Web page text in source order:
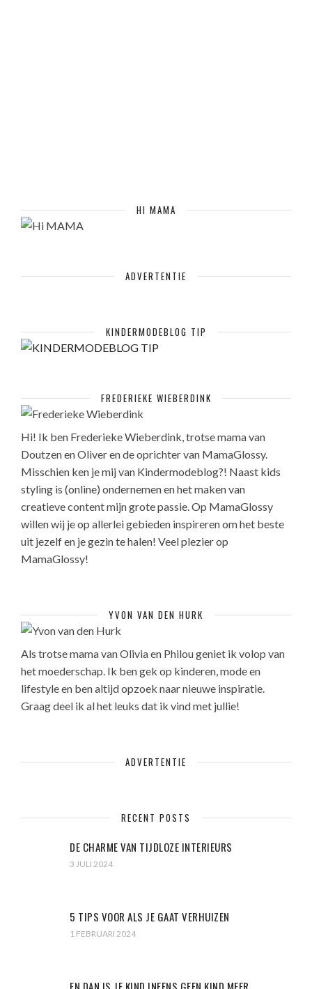
HI MAMA
ADVERTENTIE
KINDERMODEBLOG TIP
FREDERIEKE WIEBERDINK
Hi! Ik ben Frederieke Wieberdink, trotse mama van
Doutzen en Oliver en de oprichter van MamaGlossy.
Misschien ken je mij van Kindermodeblog?! Naast kids
styling is (online) ondernemen en het maken van
creatieve content mijn grote passie. Op MamaGlossy
willen wij je op allerlei gebieden inspireren om het beste
uit jezelf en je gezin te halen! Veel plezier op
MamaGlossy!
YVON VAN DEN HURK
Als trotse mama van Olivia en Philou geniet ik volop van
het moederschap. Ik ben gek op kinderen, mode en
lifestyle en ben altijd opzoek naar nieuwe inspiratie.
Graag deel ik al het leuks dat ik vind met jullie!
ADVERTENTIE
RECENT POSTS
DE CHARME VAN TIJDLOZE INTERIEURS
3 JULI 2024
5 TIPS VOOR ALS JE GAAT VERHUIZEN
1 FEBRUARI 2024